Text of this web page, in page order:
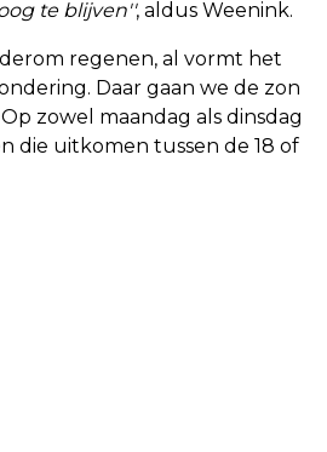
te blijven'', aldus Weenink.
regenen, al vormt het
Daar gaan we de zon
zowel maandag als dinsdag
die uitkomen tussen de 18 of